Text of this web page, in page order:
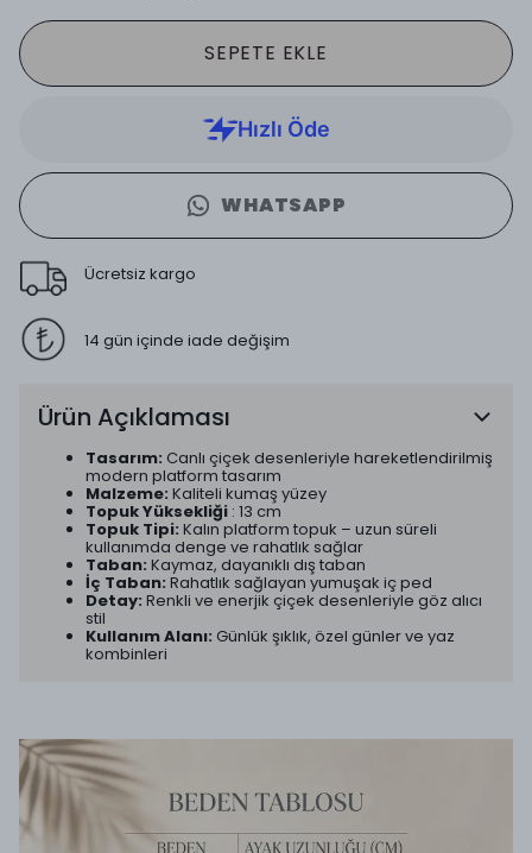
SEPETE EKLE
WHATSAPP
Ücretsiz kargo
14 gün içinde iade değişim
Ürün Açıklaması
Tasarım: Canlı çiçek desenleriyle hareketlendirilmiş
modern platform tasarım
Malzeme: Kaliteli kumaş yüzey
Topuk Yüksekliği : 13 cm
Topuk Tipi: Kalın platform topuk – uzun süreli
kullanımda denge ve rahatlık sağlar
Taban: Kaymaz, dayanıklı dış taban
İç Taban: Rahatlık sağlayan yumuşak iç ped
Detay: Renkli ve enerjik çiçek desenleriyle göz alıcı
stil
Kullanım Alanı: Günlük şıklık, özel günler ve yaz
kombinleri